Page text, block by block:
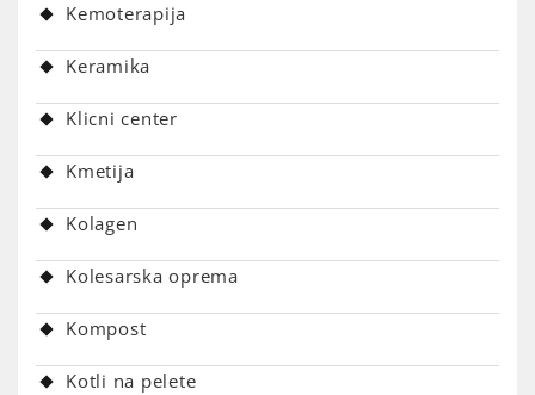
Kemoterapija
Keramika
Klicni center
Kmetija
Kolagen
Kolesarska oprema
Kompost
Kotli na pelete